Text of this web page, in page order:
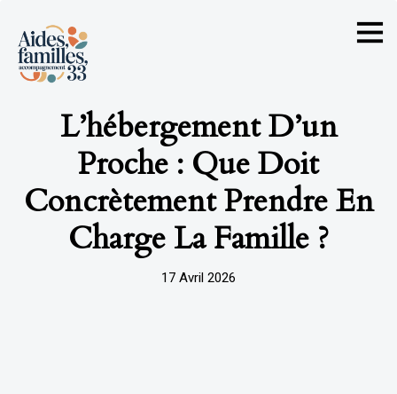
L’hébergement D’un
Proche : Que Doit
Concrètement Prendre En
Charge La Famille ?
17 Avril 2026